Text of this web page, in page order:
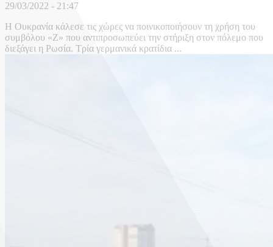
29/03/2022 - 21:47
Η Ουκρανία κάλεσε τις χώρες να ποινικοποιήσουν τη χρήση του
συμβόλου «Ζ» που αντιπροσωπεύει την στήριξη στον πόλεμο που
διεξάγει η Ρωσία. Τρία γερμανικά κρατίδια ...